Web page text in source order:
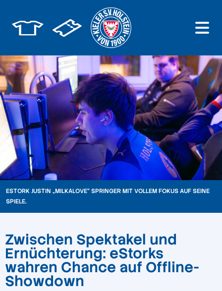
ESTORK JUSTIN „MILKALOVE“ SPRINGER MIT VOLLEM FOKUS AUF SEINE
SPIELE.
Zwischen Spektakel und
Ernüchterung: eStorks
wahren Chance auf Offline-
Showdown